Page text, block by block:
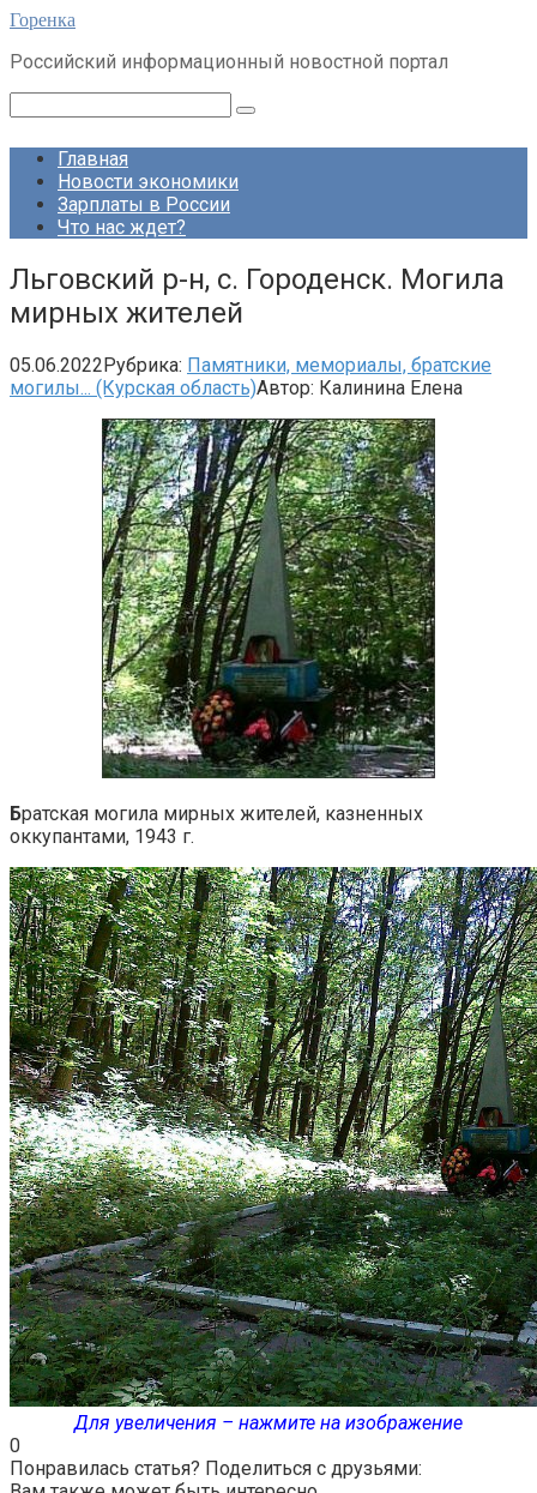
Перейти
контенту
Горенка
Российский информационный новостной портал
Главная
Новости экономики
Зарплаты в России
Что нас ждет?
Льговский р-н, с. Городенск. Могила
мирных жителей
05.06.2022Рубрика: Памятники, мемориалы, братские
могилы... (Курская область)Автор: Калинина Елена
Братская могила мирных жителей, казненных
оккупантами, 1943 г.
Для увеличения – нажмите на изображение
0
Понравилась статья? Поделиться с друзьями: